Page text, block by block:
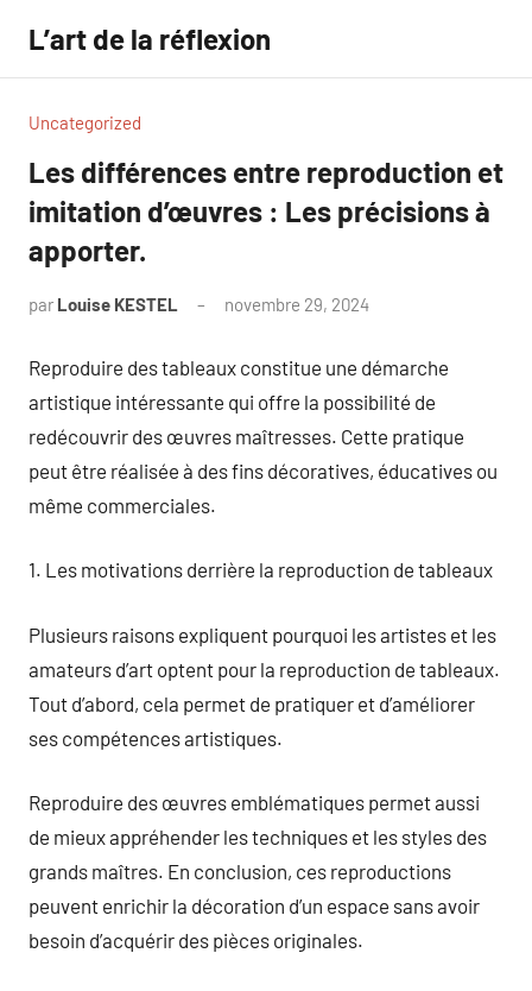
contenu
L’art de la réflexion
Uncategorized
Les différences entre reproduction et
imitation d’œuvres : Les précisions à
apporter.
par Louise KESTEL novembre 29, 2024
Reproduire des tableaux constitue une démarche
artistique intéressante qui offre la possibilité de
redécouvrir des œuvres maîtresses. Cette pratique
peut être réalisée à des fins décoratives, éducatives ou
même commerciales.
1. Les motivations derrière la reproduction de tableaux
Plusieurs raisons expliquent pourquoi les artistes et les
amateurs d’art optent pour la reproduction de tableaux.
Tout d’abord, cela permet de pratiquer et d’améliorer
ses compétences artistiques.
Reproduire des œuvres emblématiques permet aussi
de mieux appréhender les techniques et les styles des
grands maîtres. En conclusion, ces reproductions
peuvent enrichir la décoration d’un espace sans avoir
besoin d’acquérir des pièces originales.